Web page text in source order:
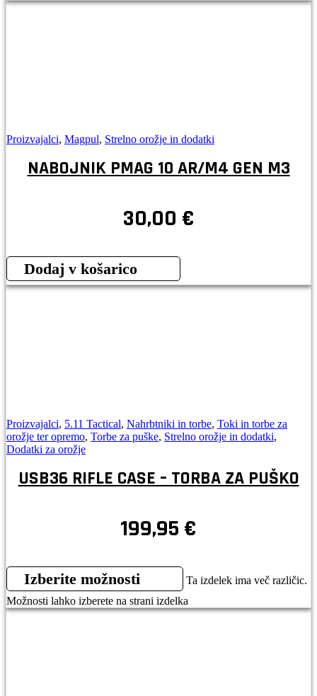
Proizvajalci, Magpul, Strelno orožje in dodatki
NABOJNIK PMAG 10 AR/M4 GEN M3
30,00 €
Dodaj v košarico
Proizvajalci, 5.11 Tactical, Nahrbtniki in torbe, Toki in torbe za
orožje ter opremo, Torbe za puške, Strelno orožje in dodatki,
Dodatki za orožje
USB36 RIFLE CASE – TORBA ZA PUŠKO
199,95 €
Izberite možnosti
Ta izdelek ima več različic.
Možnosti lahko izberete na strani izdelka